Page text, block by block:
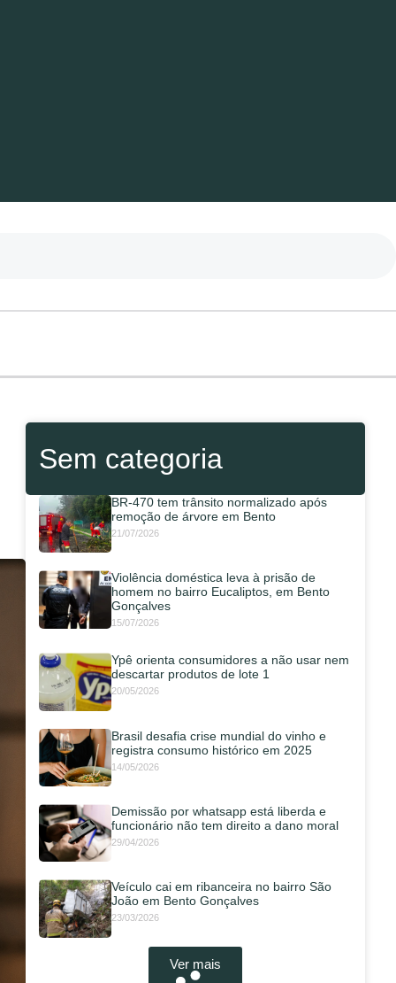
Sem categoria
BR-470 tem trânsito normalizado após
remoção de árvore em Bento
21/07/2026
Violência doméstica leva à prisão de
homem no bairro Eucaliptos, em Bento
Gonçalves
15/07/2026
Ypê orienta consumidores a não usar nem
descartar produtos de lote 1
20/05/2026
Brasil desafia crise mundial do vinho e
registra consumo histórico em 2025
14/05/2026
Demissão por whatsapp está liberda e
funcionário não tem direito a dano moral
29/04/2026
Veículo cai em ribanceira no bairro São
João em Bento Gonçalves
23/03/2026
Ver mais